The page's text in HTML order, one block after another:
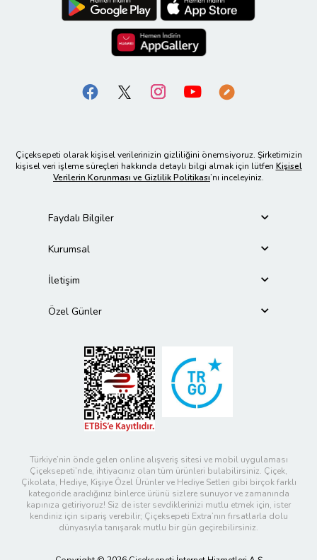
Çiçeksepeti olarak kişisel verilerinizin gizliliğini önemsiyoruz. Şirketimizin
kişisel veri işleme süreçleri hakkında detaylı bilgi almak için lütfen Kişisel
Verilerin Korunması ve Gizlilik Politikası’nı inceleyiniz.
Faydalı Bilgiler
Kurumsal
İletişim
Özel Günler
Türkiye’nin önde gelen online alışveriş sitesi ve mobil uygulaması
Çiçeksepeti’nde, ihtiyacınız olan tüm ürünleri bulabilirsiniz. Çiçek,
Çikolata, Hediye, Kişiye Özel Ürünler ve Hediye Setleri gibi birçok farklı
kategoride aradığınız binlerce ürünü sizlere sunuyor ve zamanında
kapınıza getiriyoruz! Siz de ister sevdiklerinizi mutlu etmek için, ister
kendiniz için sipariş verebilir; Çiçeksepeti Extra’nın fırsatlarla dolu
dünyasıyla tanışarak mutlu bir gün geçirebilirsiniz.